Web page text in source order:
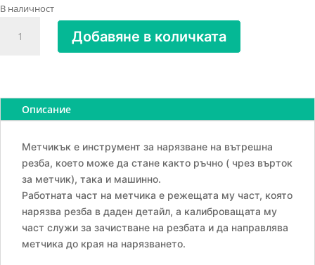
В наличност
комбиниран
Добавяне в количката
Описание
Метчикък е инструмент за нарязване на вътрешна
резба, което може да стане както ръчно ( чрез върток
за метчик), така и машинно.
Работната част на метчика е режещата му част, която
нарязва резба в даден детайл, а калиброващата му
част служи за зачистване на резбата и да направлява
метчика до края на нарязването.